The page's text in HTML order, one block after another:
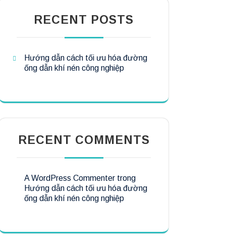
RECENT POSTS
Hướng dẫn cách tối ưu hóa đường
ống dẫn khí nén công nghiệp
RECENT COMMENTS
A WordPress Commenter trong
Hướng dẫn cách tối ưu hóa đường
ống dẫn khí nén công nghiệp